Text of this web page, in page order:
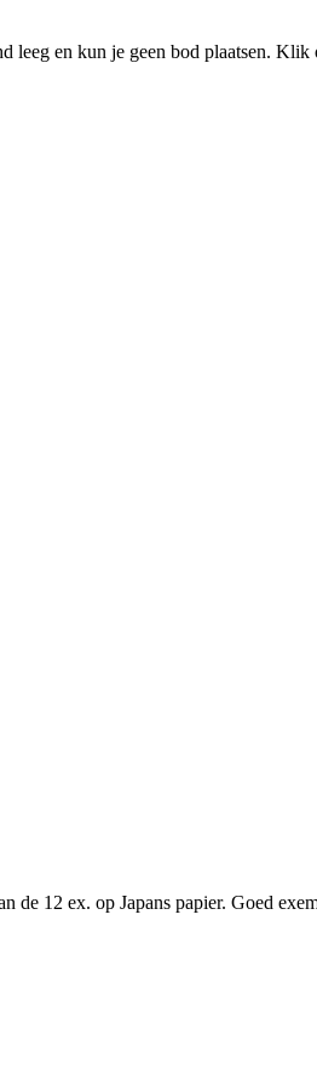
en kun je geen bod plaatsen.
de 12 ex. op Japans papier. Goed